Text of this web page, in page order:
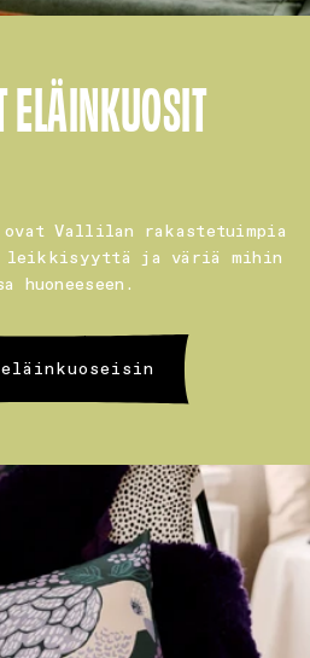
ELÄINKUOSIT
Vallilan rakastetuimpia
leikkisyyttä ja väriä mihin
huoneeseen.